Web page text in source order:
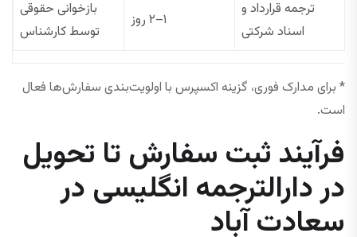
ترجمه قرارداد و
اسناد شرکتی
۱–۲ روز
بازخوانی حقوقی
توسط کارشناس
* برای مدارک فوری، گزینه اکسپرس با اولویت‌بندی سفارش‌ها فعال
است.
فرآیند ثبت سفارش تا تحویل
در دارالترجمه انگلیسی در
سعادت آباد